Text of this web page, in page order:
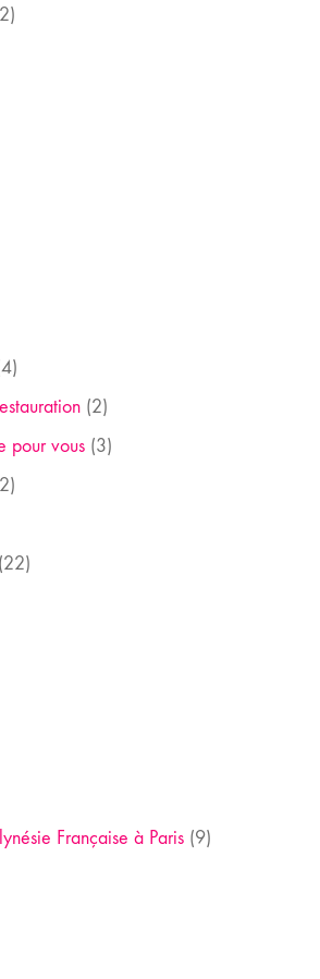
(2)
pour vous (3)
(22)
Française à Paris (9)